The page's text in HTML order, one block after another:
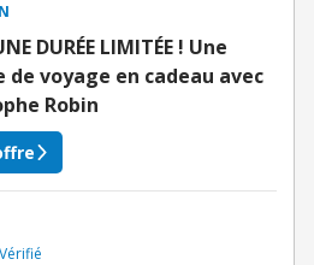
DURÉE LIMITÉE ! Une
de voyage en cadeau avec
Robin
Vérifié